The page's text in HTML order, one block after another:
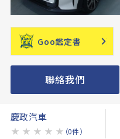
Goo鑑定書
聯絡我們
慶政汽車
★ ★ ★ ★ ★ （0件）